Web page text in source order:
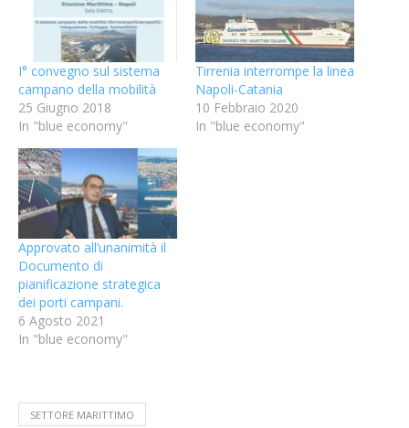
I° convegno sul sistema
campano della mobilità
25 Giugno 2018
In "blue economy"
Tirrenia interrompe la linea
Napoli-Catania
10 Febbraio 2020
In "blue economy"
Approvato all’unanimità il
Documento di
pianificazione strategica
dei porti campani.
6 Agosto 2021
In "blue economy"
SETTORE MARITTIMO